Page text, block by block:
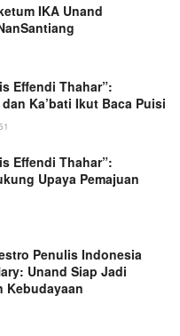
IKA Unand
Effendi Thahar”:
Ka’bati Ikut Baca Puisi
Effendi Thahar”:
Upaya Pemajuan
Penulis Indonesia
Unand Siap Jadi
Kebudayaan